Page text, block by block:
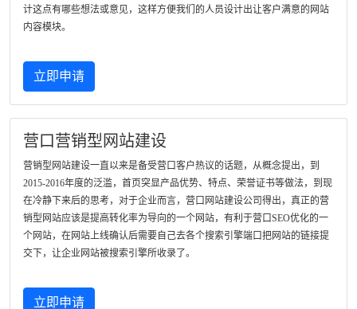
计这点有哪些想法或意见，这样方便我们的人员设计出让客户满意的网站
内容模块。
立即申请
营口营销型网站建设
营销型网站建设一直以来是备受营口客户热议的话题，从概念提出，到
2015-2016年度的泛滥，首页突显产品优势、特点、荣誉证书等做法，到现
在冷静下来后的思考，对于企业而言，营口网站建设公司得出，真正的营
销型网站应该是提高转化率为导向的一个网站，有利于营口SEO优化的一
个网站，在网站上线确认后需要自己去各个搜索引擎端口把网站的链接提
交下，让企业网站被搜索引擎所收录了。
立即申请